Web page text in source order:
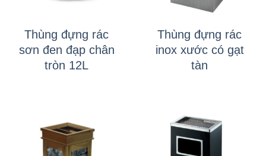
Thùng đựng rác
sơn đen đạp chân
tròn 12L
Thùng đựng rác
inox xước có gạt
tàn